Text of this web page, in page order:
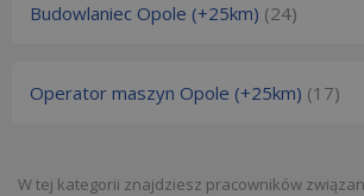
Budowlaniec Opole (+25km) (24)
Operator maszyn Opole (+25km) (17)
W tej kategorii znajdziesz pracowników